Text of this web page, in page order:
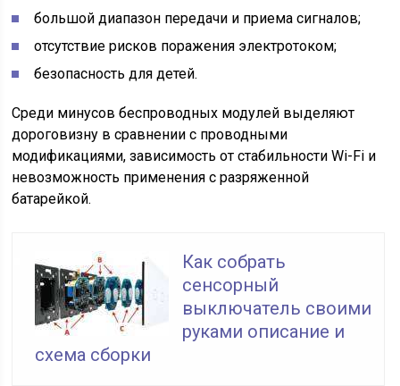
большой диапазон передачи и приема сигналов;
отсутствие рисков поражения электротоком;
безопасность для детей.
Среди минусов беспроводных модулей выделяют
дороговизну в сравнении с проводными
модификациями, зависимость от стабильности Wi-Fi и
невозможность применения с разряженной
батарейкой.
Как собрать
сенсорный
выключатель своими
руками описание и
схема сборки